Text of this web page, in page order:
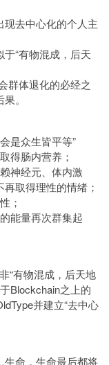
去中心化的个人主
“有物混成，后天
群体退化的必经之
。
是众生皆平等”
得肠内营养；
神经元、体内激
取得理性的情绪；
；
能量再次群集起
“有物混成，后天地
Blockchain之上的
并建立“去中心
命，生命最后都将